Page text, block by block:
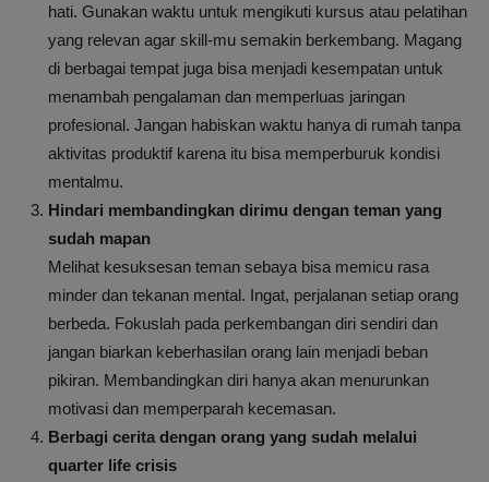
hati. Gunakan waktu untuk mengikuti kursus atau pelatihan
yang relevan agar skill-mu semakin berkembang. Magang
di berbagai tempat juga bisa menjadi kesempatan untuk
menambah pengalaman dan memperluas jaringan
profesional. Jangan habiskan waktu hanya di rumah tanpa
aktivitas produktif karena itu bisa memperburuk kondisi
mentalmu.
Hindari membandingkan dirimu dengan teman yang
sudah mapan
Melihat kesuksesan teman sebaya bisa memicu rasa
minder dan tekanan mental. Ingat, perjalanan setiap orang
berbeda. Fokuslah pada perkembangan diri sendiri dan
jangan biarkan keberhasilan orang lain menjadi beban
pikiran. Membandingkan diri hanya akan menurunkan
motivasi dan memperparah kecemasan.
Berbagi cerita dengan orang yang sudah melalui
quarter life crisis